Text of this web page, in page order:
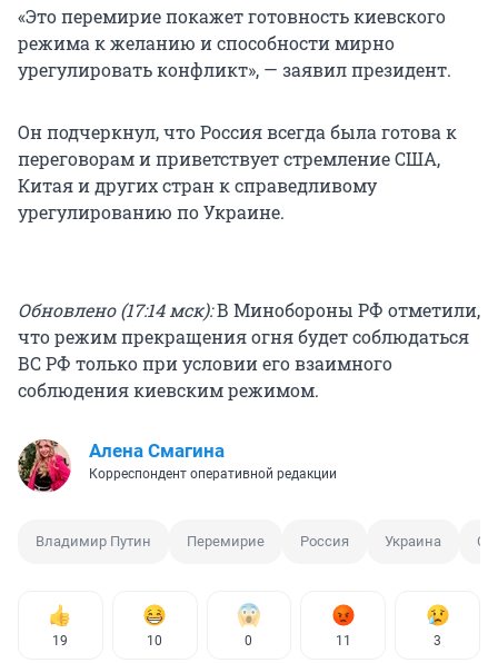
«Это перемирие покажет готовность киевского
режима к желанию и способности мирно
урегулировать конфликт», — заявил президент.
Он подчеркнул, что Россия всегда была готова к
переговорам и приветствует стремление США,
Китая и других стран к справедливому
урегулированию по Украине.
Обновлено (17:14 мск):В Минобороны РФ отметили,
что режим прекращения огня будет соблюдаться
ВС РФ только при условии его взаимного
соблюдения киевским режимом.
Алена Смагина
Корреспондент оперативной редакции
Владимир Путин Перемирие Россия Украина
19 10 0 11 3